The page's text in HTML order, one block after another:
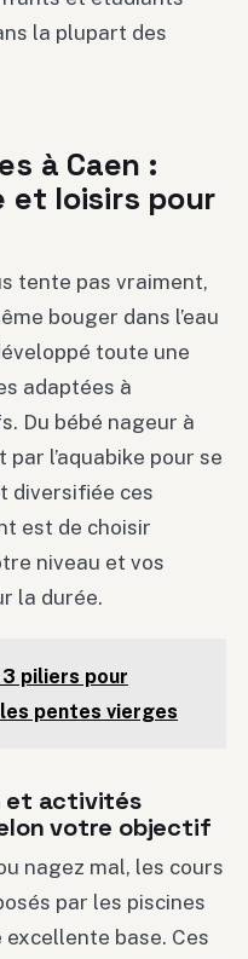
la plupart des
à Caen :
et loisirs pour
tente pas vraiment,
bouger dans l’eau
toute une
adaptées à
Du bébé nageur à
par l’aquabike pour se
diversifiée ces
est de choisir
niveau et vos
la durée.
piliers pour
pentes vierges
et activités
votre objectif
nagez mal, les cours
par les piscines
base. Ces